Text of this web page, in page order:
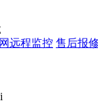
远程监控 售后报